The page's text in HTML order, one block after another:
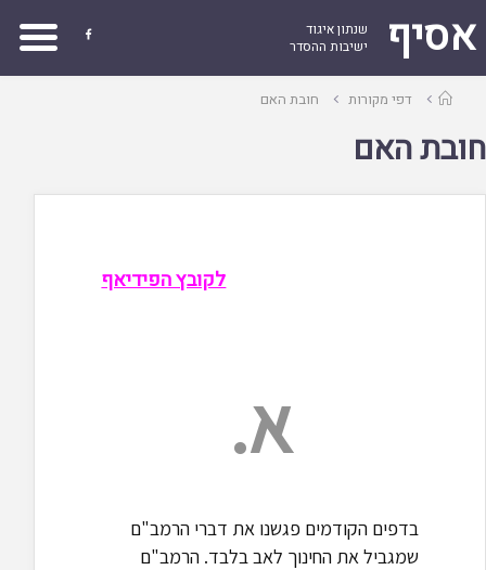
אסיף
שנתון איגוד
ישיבות ההסדר

עמודדפי מקורות חובת האם
חובת האם
לקובץ הפידיאף
א.
בדפים הקודמים פגשנו את דברי הרמב"ם
שמגביל את החינוך לאב בלבד. הרמב"ם